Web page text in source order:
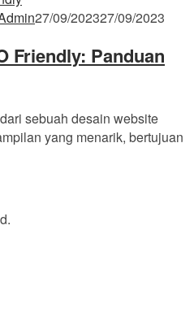
27/09/202327/09/2023
Friendly: Panduan
sebuah desain website
yang menarik, bertujuan